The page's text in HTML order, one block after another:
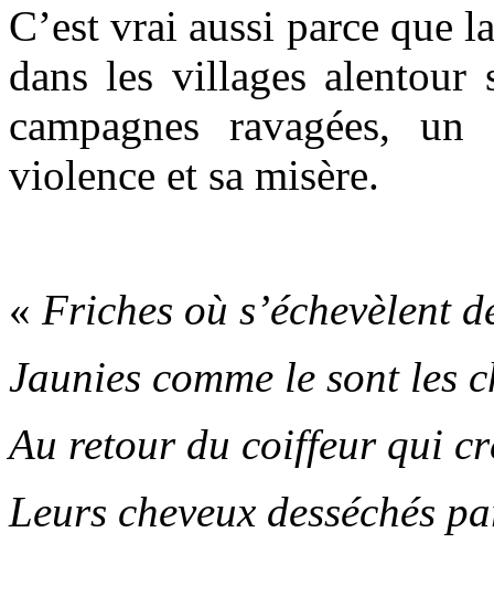
C’est vrai aussi parce que
dans les villages alentour
campagnes ravagées,
violence et sa misère.
« Friches où s’échevèlent
Jaunies comme le sont les
Au retour du coiffeur qui
Leurs cheveux desséchés